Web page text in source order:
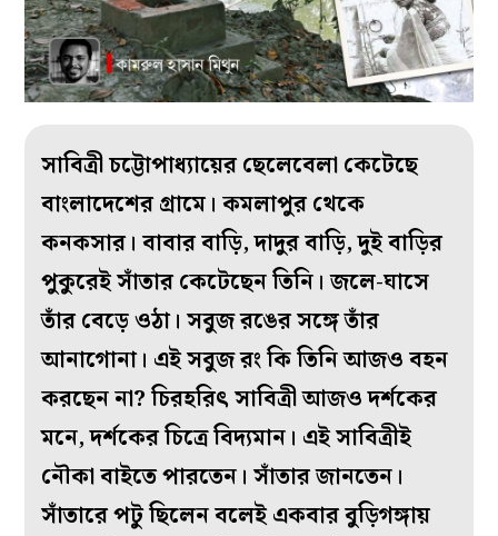
সাবিত্রী চট্টোপাধ্যায়ের ছেলেবেলা কেটেছে
বাংলাদেশের গ্রামে। কমলাপুর থেকে
কনকসার। বাবার বাড়ি, দাদুর বাড়ি, দুই বাড়ির
পুকুরেই সাঁতার কেটেছেন তিনি। জলে-ঘাসে
তাঁর বেড়ে ওঠা। সবুজ রঙের সঙ্গে তাঁর
আনাগোনা। এই সবুজ রং কি তিনি আজও বহন
করছেন না? চিরহরিৎ সাবিত্রী আজও দর্শকের
মনে, দর্শকের চিত্রে বিদ্যমান। এই সাবিত্রীই
নৌকা বাইতে পারতেন। সাঁতার জানতেন।
সাঁতারে পটু ছিলেন বলেই একবার বুড়িগঙ্গায়